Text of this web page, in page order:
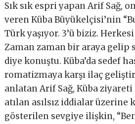
Sık sık espri yapan Arif Sağ,
veren Küba Büyükelçisi’nin
Türk yaşıyor. 3’ü biziz.
Zaman zaman bir araya gelip
diye konuştu. Küba’da sedef
romatizmaya karşı ilaç
anlatan Arif Sağ, Küba
atılan asılsız iddialar üzerine
gösterilen sevgiye ilişkin,